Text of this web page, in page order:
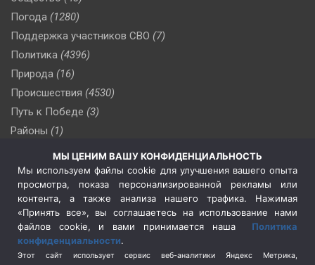
Погода (1280)
Поддержка участников СВО (7)
Политика (4396)
Природа (16)
Происшествия (4530)
Путь к Победе (3)
Районы (1)
(510)
Сельское хозяйство (3)
Социальная политика
(3)
Спецоперация в Украине
Спецоперация на Украине
(404)
Спорт (740)
МЫ ЦЕНИМ ВАШУ КОНФИДЕНЦИАЛЬНОСТЬ
Мы используем файлы cookie для улучшения вашего опыта
просмотра, показа персонализированной рекламы или
контента, а также анализа нашего трафика. Нажимая
«Принять все», вы соглашаетесь на использование нами
файлов cookie, и вами принимается наша Политика
конфиденциальности.
Этот сайт использует сервис веб-аналитики Яндекс Метрика,